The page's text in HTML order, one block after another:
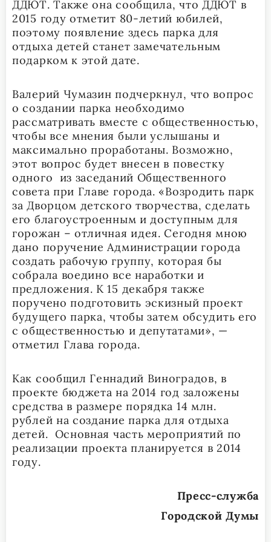
ДДЮТ. Также она сообщила, что ДДЮТ в
2015 году отметит 80-летий юбилей,
поэтому появление здесь парка для
отдыха детей станет замечательным
подарком к этой дате.
Валерий Чумазин подчеркнул, что вопрос
о создании парка необходимо
рассматривать вместе с общественностью,
чтобы все мнения были услышаны и
максимально проработаны. Возможно,
этот вопрос будет внесен в повестку
одного из заседаний Общественного
совета при Главе города. «Возродить парк
за Дворцом детского творчества, сделать
его благоустроенным и доступным для
горожан – отличная идея. Сегодня мною
дано поручение Администрации города
создать рабочую группу, которая бы
собрала воедино все наработки и
предложения. К 15 декабря также
поручено подготовить эскизный проект
будущего парка, чтобы затем обсудить его
с общественностью и депутатами», —
отметил Глава города.
Как сообщил Геннадий Виноградов, в
проекте бюджета на 2014 год заложены
средства в размере порядка 14 млн.
рублей на создание парка для отдыха
детей. Основная часть мероприятий по
реализации проекта планируется в 2014
году.
Пресс-служба
Городской Думы